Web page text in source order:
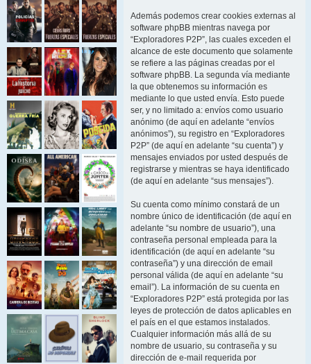
Además podemos crear cookies externas al
software phpBB mientras navega por
“Exploradores P2P”, las cuales exceden el
alcance de este documento que solamente
se refiere a las páginas creadas por el
software phpBB. La segunda vía mediante
la que obtenemos su información es
mediante lo que usted envía. Esto puede
ser, y no limitado a: envíos como usuario
anónimo (de aquí en adelante “envíos
anónimos”), su registro en “Exploradores
P2P” (de aquí en adelante “su cuenta”) y
mensajes enviados por usted después de
registrarse y mientras se haya identificado
(de aquí en adelante “sus mensajes”).
Su cuenta como mínimo constará de un
nombre único de identificación (de aquí en
adelante “su nombre de usuario”), una
contraseña personal empleada para la
identificación (de aquí en adelante “su
contraseña”) y una dirección de email
personal válida (de aquí en adelante “su
email”). La información de su cuenta en
“Exploradores P2P” está protegida por las
leyes de protección de datos aplicables en
el país en el que estamos instalados.
Cualquier información más allá de su
nombre de usuario, su contraseña y su
dirección de e-mail requerida por